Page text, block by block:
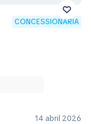
CONCESSIONÁRIA
14 abril 2026